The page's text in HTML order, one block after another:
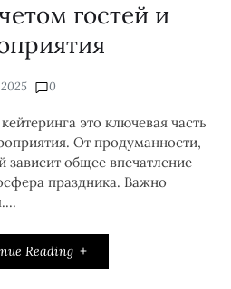
гостей и
0
это ключевая часть
От продуманности,
зависит общее впечатление
праздника. Важно
Reading